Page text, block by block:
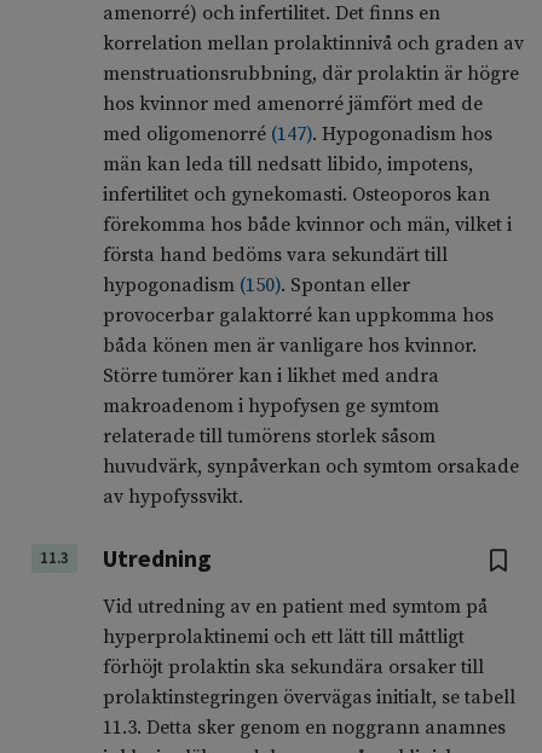
amenorré) och infertilitet. Det finns en
korrelation mellan prolaktinnivå och graden av
menstruationsrubbning, där prolaktin är högre
hos kvinnor med amenorré jämfört med de
med oligomenorré (147). Hypogonadism hos
män kan leda till nedsatt libido, impotens,
infertilitet och gynekomasti. Osteoporos kan
förekomma hos både kvinnor och män, vilket i
första hand bedöms vara sekundärt till
hypogonadism (150). Spontan eller
provocerbar galaktorré kan uppkomma hos
båda könen men är vanligare hos kvinnor.
Större tumörer kan i likhet med andra
makroadenom i hypofysen ge symtom
relaterade till tumörens storlek såsom
huvudvärk, synpåverkan och symtom orsakade
av hypofyssvikt.
11.3 Utredning
Vid utredning av en patient med symtom på
hyperprolaktinemi och ett lätt till måttligt
förhöjt prolaktin ska sekundära orsaker till
prolaktinstegringen övervägas initialt, se tabell
11.3. Detta sker genom en noggrann anamnes